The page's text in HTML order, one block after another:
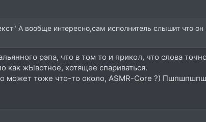
А вообще интересно,сам исполнитель слышит что
рэпа, что в том то и прикол, что слова
как жЫвотное, хотящее спариваться.
может тоже что-то около, ASMR-Core ?)